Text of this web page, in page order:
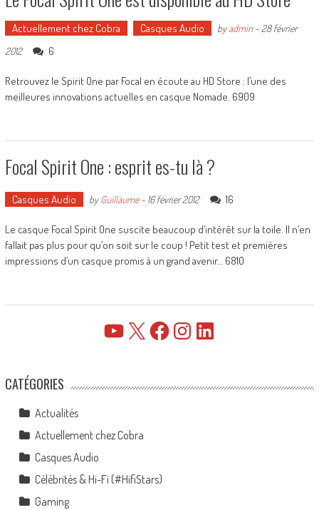
Actuellement chez Cobra Casques Audio byadmin- 28 février
2012
6
Retrouvez le Spirit One par Focal en écoute au HD Store : l’une des
meilleures innovations actuelles en casque Nomade. 6909
Focal Spirit One : esprit es-tu là ?
Casques Audio byGuillaume- 16 février 2012 16
Le casque Focal Spirit One suscite beaucoup d’intérêt sur la toile. Il n’en
fallait pas plus pour qu’on soit sur le coup ! Petit test et premières
impressions d’un casque promis à un grand avenir… 6810
YouTube FacebookInstagramLinkedIn
CATÉGORIES
Actualités
Actuellement chez Cobra
Casques Audio
Célébrités & Hi-Fi (#HifiStars)
Gaming